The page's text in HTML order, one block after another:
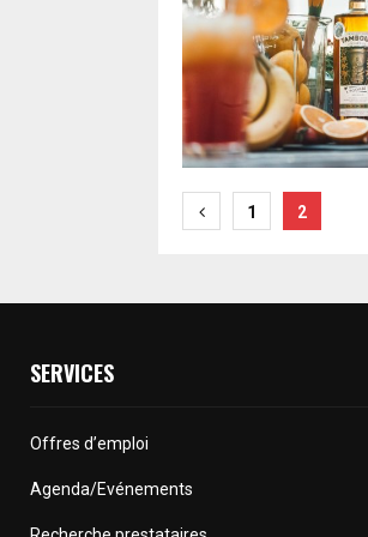
Pagination
publications
1 2
SERVICES
Offres d’emploi
Agenda/Evénements